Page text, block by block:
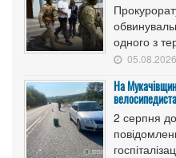
одного з
На
велосипедиста
2 серпня